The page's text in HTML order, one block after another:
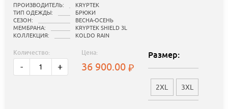
ПРОИЗВОДИТЕЛЬ:
KRYPTEK
ТИП ОДЕЖДЫ:
БРЮКИ
СЕЗОН:
ВЕСНА-ОСЕНЬ
МЕМБРАНА:
KRYPTEK SHIELD 3L
КОЛЛЕКЦИЯ:
KOLDO RAIN
Количество:
- +
Цена:
36 900.00
Размер:
2XL 3XL